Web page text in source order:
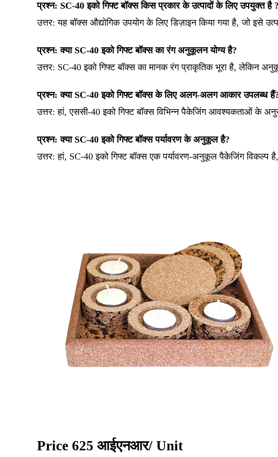
प्रश्न: SC-40 इको गिफ्ट बॉक्स किस प्रकार के उत्पादों के लिए उपयुक्त है ?
उत्तर: यह बॉक्स औद्योगिक उपयोग के लिए डिज़ाइन किया गया है, जो इसे
प्रश्न: क्या SC-40 इको गिफ्ट बॉक्स का रंग अनुकूलन योग्य है?
उत्तर: SC-40 इको गिफ्ट बॉक्स का मानक रंग प्राकृतिक भूरा है, लेकिन
प्रश्न: क्या SC-40 इको गिफ्ट बॉक्स के लिए अलग-अलग आकार उपलब्ध
उत्तर:हां, एससी-40 इको गिफ्ट बॉक्स विभिन्न पैकेजिंग आवश्यकताओं के
प्रश्न: क्या SC-40 इको गिफ्ट बॉक्स पर्यावरण के अनुकूल है?
उत्तर:हां, SC-40 इको गिफ्ट बॉक्स एक पर्यावरण-अनुकूल पैकेजिंग विकल्प है,
Price 625 आईएनआर/ Unit